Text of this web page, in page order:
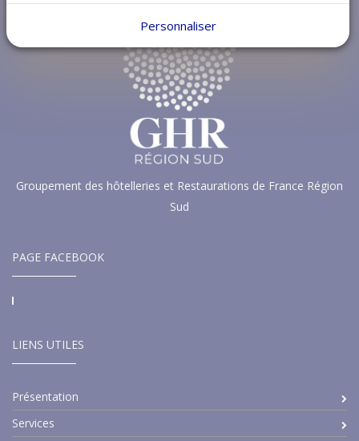
Groupement des hôtelleries et Restaurations de France Région
Sud
PAGE FACEBOOK
LIENS UTILES
Présentation
Services
Personnaliser